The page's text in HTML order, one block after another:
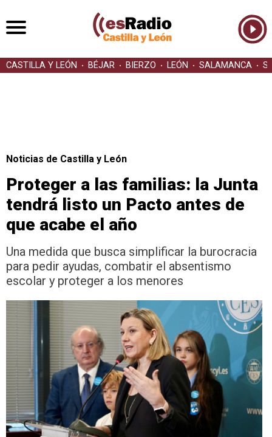
CASTILLA Y LEÓN BÉJAR BIERZO LEÓN SALAMANCA
Noticias de Castilla y León
Proteger a las familias: la Junta
tendrá listo un Pacto antes de
que acabe el año
Una medida que busca simplificar la burocracia
para pedir ayudas, combatir el absentismo
escolar y proteger a los menores